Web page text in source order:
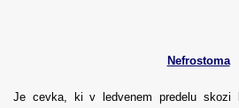
Nefrostoma
Je cevka, ki v ledvenem predelu skozi